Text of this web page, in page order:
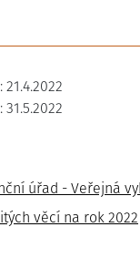
úřad - Veřejná
věcí na rok 2022